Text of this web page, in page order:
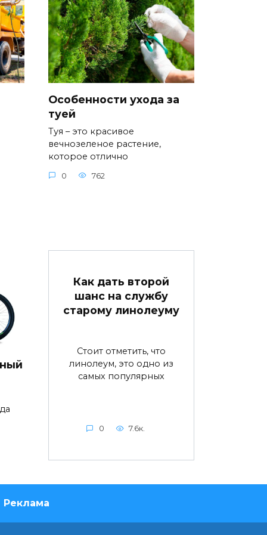
Особенности ухода за
туей
Туя – это красивое
вечнозеленое растение,
которое отлично
0 762
Как дать второй
шанс на службу
старому линолеуму
Стоит отметить, что
линолеум, это одно из
самых популярных
0 7.6к.
Реклама